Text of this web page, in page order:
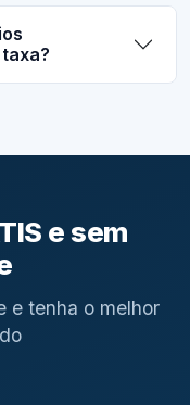
e sem
e tenha o melhor